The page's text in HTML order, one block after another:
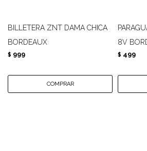
BILLETERA ZNT DAMA CHICA
BORDEAUX
$ 999
8V
$ 499